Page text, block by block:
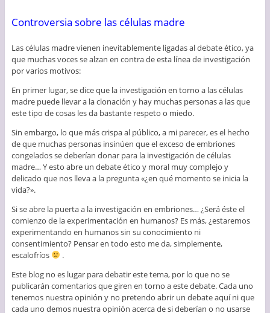
Controversia sobre las células madre
Las células madre vienen inevitablemente ligadas al debate ético, ya
que muchas voces se alzan en contra de esta línea de investigación
por varios motivos:
En primer lugar, se dice que la investigación en torno a las células
madre puede llevar a la clonación y hay muchas personas a las que
este tipo de cosas les da bastante respeto o miedo.
Sin embargo, lo que más crispa al público, a mi parecer, es el hecho
de que muchas personas insinúen que el exceso de embriones
congelados se deberían donar para la investigación de células
madre… Y esto abre un debate ético y moral muy complejo y
delicado que nos lleva a la pregunta «¿en qué momento se inicia la
vida?».
Si se abre la puerta a la investigación en embriones… ¿Será éste el
comienzo de la experimentación en humanos? Es más, ¿estaremos
experimentando en humanos sin su conocimiento ni
consentimiento? Pensar en todo esto me da, simplemente,
escalofríos
.
Este blog no es lugar para debatir este tema, por lo que no se
publicarán comentarios que giren en torno a este debate. Cada uno
tenemos nuestra opinión y no pretendo abrir un debate aquí ni que
cada uno demos nuestra opinión acerca de si deberían o no usarse